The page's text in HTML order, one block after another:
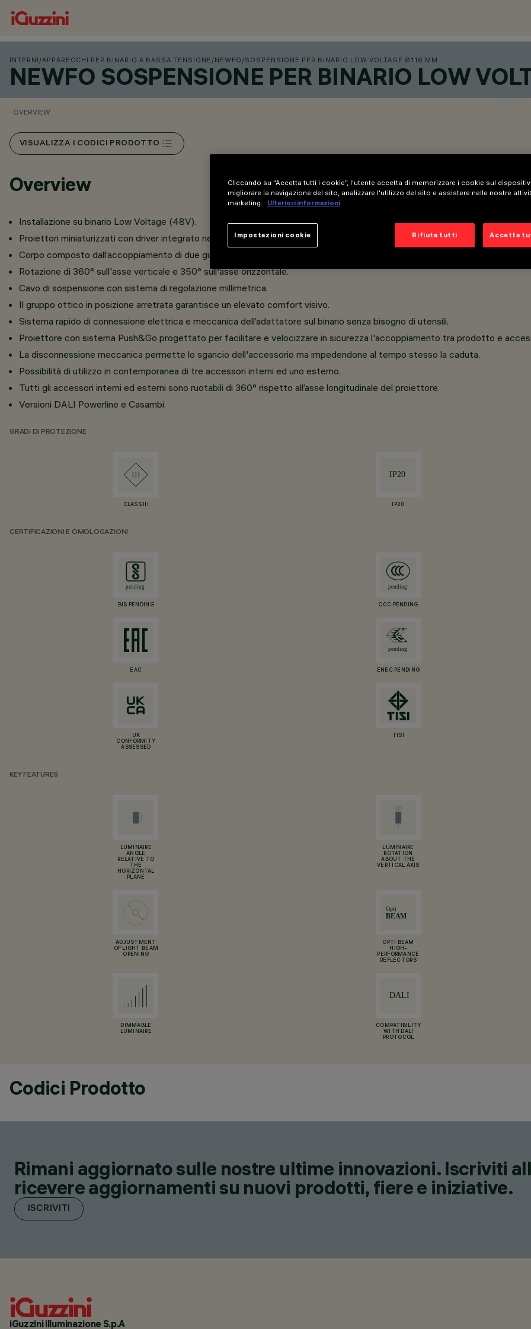
INTERNI /APPARECCHI PER BINARIO A BASSA TENSIONE /NEWFO /SOSPENSIONE PER BINARIO LOW VOLTAGE Ø116 MM
NEWFO SOSPENSIONE PER BINARIO LOW
OVERVIEW
VISUALIZZA I CODICI PRODOTTO
Overview
Installazione su binario Low Voltage (48V).
Proiettori miniaturizzati con driver integrato nell’adattatore intrack. LED CoB a elevato indice di resa cromatica.
Corpo composto dall’accoppiamento di due gusci in alluminio pressofuso verniciato, staffa di connessione al binario in zama
Rotazione di 360° sull'asse verticale e 350° sull'asse orizzontale.
Cavo di sospensione con sistema di regolazione millimetrica.
Il gruppo ottico in posizione arretrata garantisce un elevato comfort visivo.
Sistema rapido di connessione elettrica e meccanica dell’adattatore sul binario senza bisogno di utensili.
Proiettore con sistema Push&Go progettato per facilitare e velocizzare in sicurezza l'accoppiamento tra prodotto e
La disconnessione meccanica permette lo sgancio dell'accessorio ma impedendone al tempo stesso la caduta.
Possibilità di utilizzo in contemporanea di tre accessori interni ed uno esterno.
Tutti gli accessori interni ed esterni sono ruotabili di 360° rispetto all’asse longitudinale del proiettore.
Versioni DALI Powerline e Casambi.
GRADI DI PROTEZIONE
CLASS III IP20
CERTIFICAZIONI E OMOLOGAZIONI
BIS PENDING CCC PENDING
EAC ENEC PENDING
UK
CONFORMITY
ASSESSED
TISI
KEY FEATURES
LUMINAIRE
ANGLE
RELATIVE TO
THE
HORIZONTAL
PLANE
LUMINAIRE
ROTATION
ABOUT THE
VERTICAL AXIS
ADJUSTMENT
OF LIGHT BEAM
OPENING
OPTI BEAM
HIGH-
PERFORMANCE
REFLECTORS
DIMMABLE
LUMINAIRE
COMPATIBILITY
WITH DALI
PROTOCOL
Codici Prodotto
Rimani aggiornato sulle nostre ultime innovazioni. Iscriviti
ricevere aggiornamenti su nuovi prodotti, fiere e iniziative.
ISCRIVITI
iGuzzini illuminazione S.p.A
Cliccando su “Accetta tutti i cookie”, l'utente accetta di memorizzare i cookie sul
migliorare la navigazione del sito, analizzare l'utilizzo del sito e assistere nelle nostre
marketing.
Ulteriori informazioni
Rifiuta tutti Accetta
Impostazioni cookie